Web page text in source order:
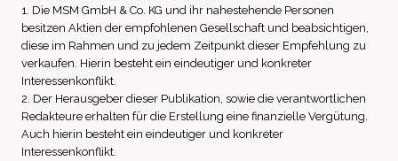
1. Die MSM GmbH & Co. KG und ihr nahestehende Personen
besitzen Aktien der empfohlenen Gesellschaft und beabsichtigen,
diese im Rahmen und zu jedem Zeitpunkt dieser Empfehlung zu
verkaufen. Hierin besteht ein eindeutiger und konkreter
Interessenkonflikt.
2. Der Herausgeber dieser Publikation, sowie die verantwortlichen
Redakteure erhalten für die Erstellung eine finanzielle Vergütung.
Auch hierin besteht ein eindeutiger und konkreter
Interessenkonflikt.